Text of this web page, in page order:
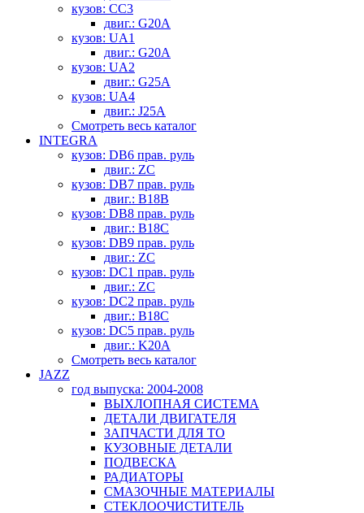
кузов: CC3
двиг.: G20A
кузов: UA1
двиг.: G20A
кузов: UA2
двиг.: G25A
кузов: UA4
двиг.: J25A
Смотреть весь каталог
INTEGRA
кузов: DB6 прав. руль
двиг.: ZC
кузов: DB7 прав. руль
двиг.: B18B
кузов: DB8 прав. руль
двиг.: B18C
кузов: DB9 прав. руль
двиг.: ZC
кузов: DC1 прав. руль
двиг.: ZC
кузов: DC2 прав. руль
двиг.: B18C
кузов: DC5 прав. руль
двиг.: K20A
Смотреть весь каталог
JAZZ
год выпуска: 2004-2008
ВЫХЛОПНАЯ СИСТЕМА
ДЕТАЛИ ДВИГАТЕЛЯ
ЗАПЧАСТИ ДЛЯ ТО
КУЗОВНЫЕ ДЕТАЛИ
ПОДВЕСКА
РАДИАТОРЫ
СМАЗОЧНЫЕ МАТЕРИАЛЫ
СТЕКЛООЧИСТИТЕЛЬ